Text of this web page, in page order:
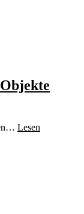
Lesen